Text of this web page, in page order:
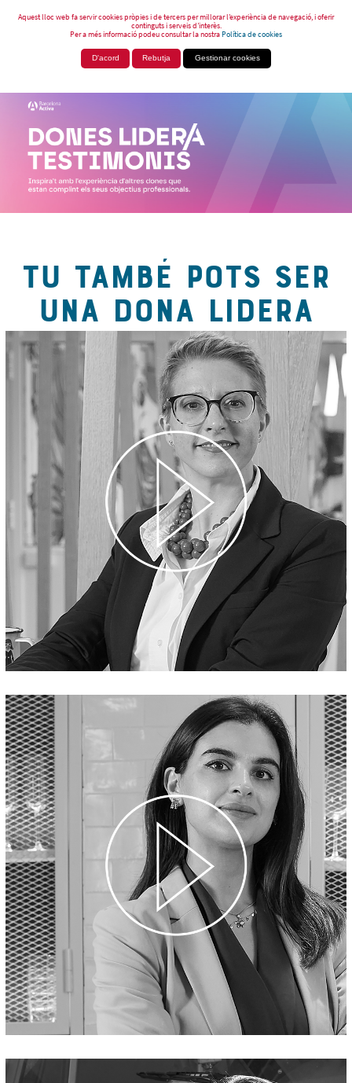
Aquest lloc web fa servir cookies pròpies i de tercers per millorar l’experiència de navegació, i oferir
continguts i serveis d’interès.
Per a més informació podeu consultar la nostraPolítica de cookies
D'acord Rebutja Gestionar cookies
TU TAMBÉ POTS SER
UNA DONA LIDERA